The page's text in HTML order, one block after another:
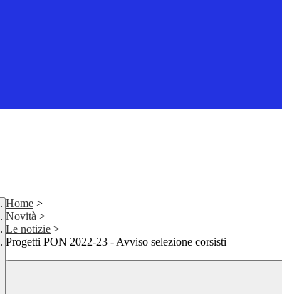
Home >
Novità >
Le notizie >
Progetti PON 2022-23 - Avviso selezione corsisti